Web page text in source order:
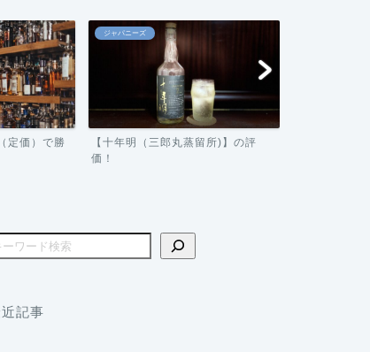
定価）で勝
ジャパニーズ
【十年明（三郎丸蒸留所)】の評
価！
記事